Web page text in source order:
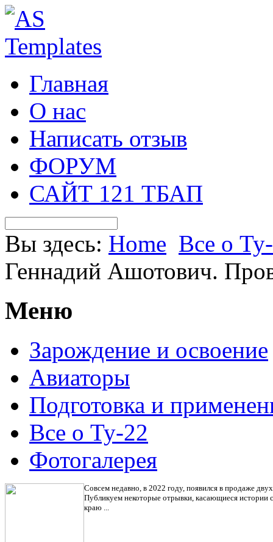
Главная
О нас
Написать отзыв
ФОРУМ
САЙТ 121 ТБАП
Вы здесь: Home Все о
Геннадий Ашотович.
Меню
Зарождение и освоение
Авиаторы
Подготовка и
Все о Ту-22
Фотогалерея
Совсем недавно, в 2022 году, появился в продаже
Публикуем некоторые отрывки, касающиеся
краю ...